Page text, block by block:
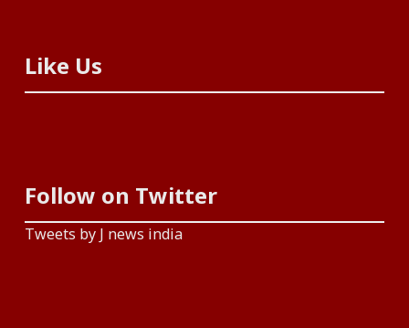
Like Us
Follow on Twitter
Tweets by J news india